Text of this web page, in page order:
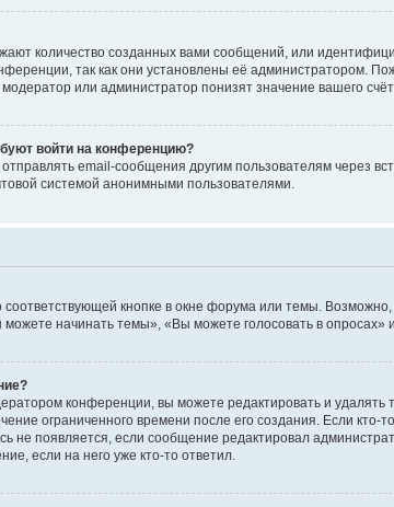
количество созданных вами сообщений, или
так как они установлены её администратором.
или администратор понизят значение вашего
войти на конференцию?
отправлять email-сообщения другим пользователям
системой анонимными пользователями.
кнопке в окне форума или темы.
начинать темы», «Вы можете голосовать в опросах» и
конференции, вы можете редактировать и
ограниченного времени после его создания. Если
не появляется, если сообщение редактировал
если на него уже кто-то ответил.